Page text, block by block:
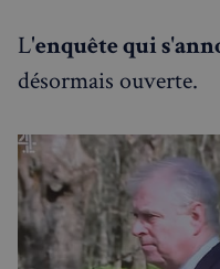
L'enquête qui
désormais ouverte.